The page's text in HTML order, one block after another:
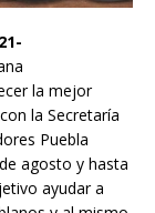
la mejor
la Secretaría
Puebla
agosto y hasta
ayudar a